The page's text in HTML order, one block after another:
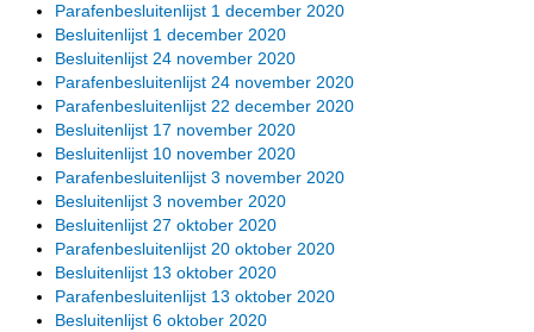
Parafenbesluitenlijst 1 december 2020
Besluitenlijst 1 december 2020
Besluitenlijst 24 november 2020
Parafenbesluitenlijst 24 november 2020
Parafenbesluitenlijst 22 december 2020
Besluitenlijst 17 november 2020
Besluitenlijst 10 november 2020
Parafenbesluitenlijst 3 november 2020
Besluitenlijst 3 november 2020
Besluitenlijst 27 oktober 2020
Parafenbesluitenlijst 20 oktober 2020
Besluitenlijst 13 oktober 2020
Parafenbesluitenlijst 13 oktober 2020
Besluitenlijst 6 oktober 2020